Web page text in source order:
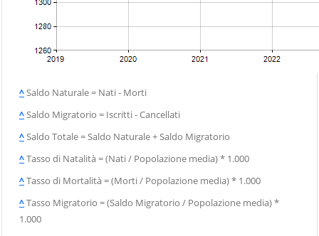
^Saldo Naturale = Nati - Morti
^Saldo Migratorio = Iscritti - Cancellati
^Saldo Totale = Saldo Naturale + Saldo Migratorio
^Tasso di Natalità = (Nati / Popolazione media) * 1.000
^Tasso di Mortalità = (Morti / Popolazione media) * 1.000
^Tasso Migratorio = (Saldo Migratorio / Popolazione media) *
1.000